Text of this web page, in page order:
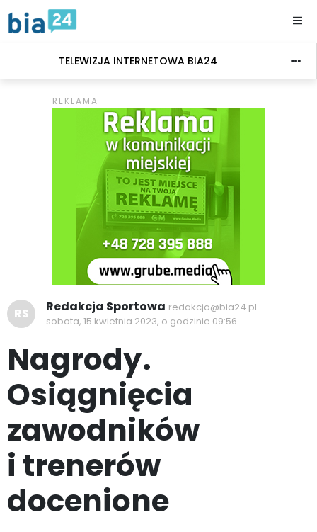
TELEWIZJA INTERNETOWA BIA24
RS Redakcja Sportowa redakcja@bia24.pl
sobota, 15 kwietnia 2023, o godzinie 09:56
Nagrody.
Osiągnięcia
zawodników
i trenerów
docenione